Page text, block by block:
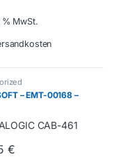
MwSt.
– EMT-00168 –
€